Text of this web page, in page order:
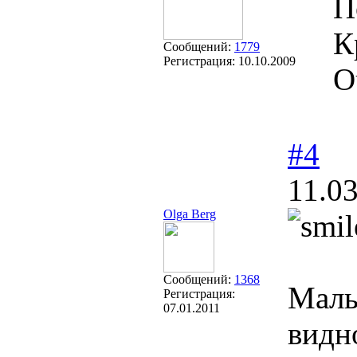
Сообщений: 1779
Регистрация: 10.10.2009
Olga Berg
Сообщений: 1368
Регистрация:
07.01.2011
#4